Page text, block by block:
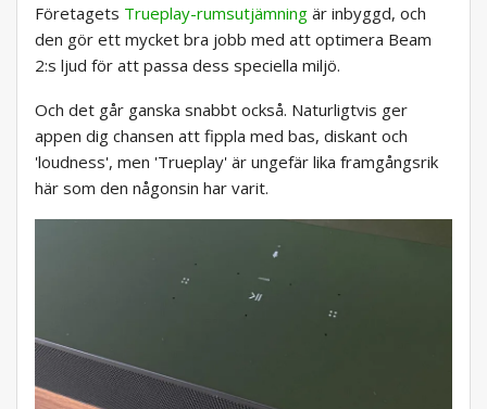
Företagets Trueplay-rumsutjämning är inbyggd, och
den gör ett mycket bra jobb med att optimera Beam
2:s ljud för att passa dess speciella miljö.
Och det går ganska snabbt också. Naturligtvis ger
appen dig chansen att fippla med bas, diskant och
'loudness', men 'Trueplay' är ungefär lika framgångsrik
här som den någonsin har varit.